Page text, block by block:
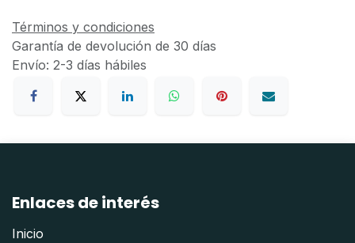
Términos y condiciones
Garantía de devolución de 30 días
Envío: 2-3 días hábiles
Enlaces de interés
Inicio